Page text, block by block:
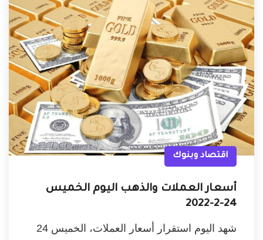
اقتصاد وبنوك
أسعار العملات والذهب اليوم الخميس
24-2-2022
شهد اليوم استقرار أسعار العملات، الخميس 24